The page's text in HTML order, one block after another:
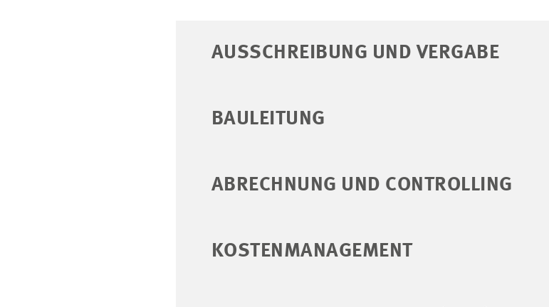
AUSSCHREIBUNG UND VERGABE
BAULEITUNG
ABRECHNUNG UND CONTROLLING
KOSTENMANAGEMENT